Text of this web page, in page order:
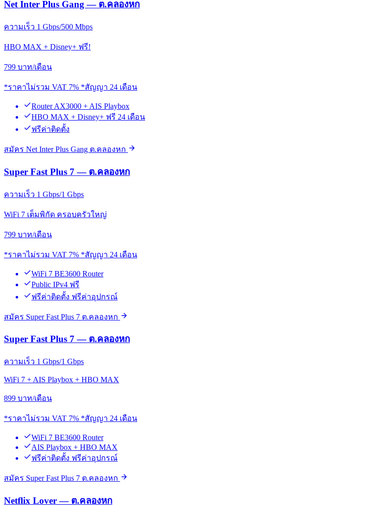
Net Inter Plus Gang — ต.คลองหก
ความเร็ว 1 Gbps/500 Mbps
HBO MAX + Disney+ ฟรี!
799 บาท/เดือน
*ราคาไม่รวม VAT 7% *สัญญา 24 เดือน
Router AX3000 + AIS Playbox
HBO MAX + Disney+ ฟรี 24 เดือน
ฟรีค่าติดตั้ง
สมัคร Net Inter Plus Gang ต.คลองหก
Super Fast Plus 7 — ต.คลองหก
ความเร็ว 1 Gbps/1 Gbps
WiFi 7 เต็มพิกัด ครอบครัวใหญ่
799 บาท/เดือน
*ราคาไม่รวม VAT 7% *สัญญา 24 เดือน
WiFi 7 BE3600 Router
Public IPv4 ฟรี
ฟรีค่าติดตั้ง ฟรีค่าอุปกรณ์
สมัคร Super Fast Plus 7 ต.คลองหก
Super Fast Plus 7 — ต.คลองหก
ความเร็ว 1 Gbps/1 Gbps
WiFi 7 + AIS Playbox + HBO MAX
899 บาท/เดือน
*ราคาไม่รวม VAT 7% *สัญญา 24 เดือน
WiFi 7 BE3600 Router
AIS Playbox + HBO MAX
ฟรีค่าติดตั้ง ฟรีค่าอุปกรณ์
สมัคร Super Fast Plus 7 ต.คลองหก
Netflix Lover — ต.คลองหก